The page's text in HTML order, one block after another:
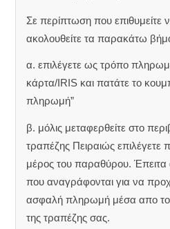
Σε περίπτωση που
ακολουθείτε τα παρακάτω
α. επιλέγετε ως τρόπο
κάρτα/IRIS και πατάτε το
πληρωμή”
β. μόλις μεταφερθείτε στο
τραπέζης Πειραιώς
μέρος του παραθύρου. Έπειτα
που αναγράφονται για να
ασφαλή πληρωμή μέσα απο το
της τραπέζης σας.